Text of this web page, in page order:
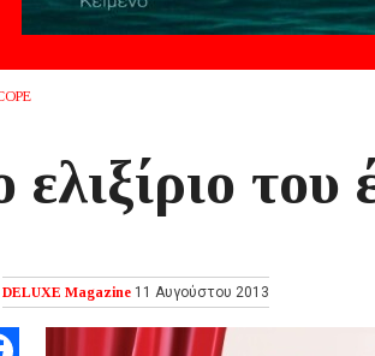
ελιξίριο του
DELUXE Magazine 11 Αυγούστου 2013